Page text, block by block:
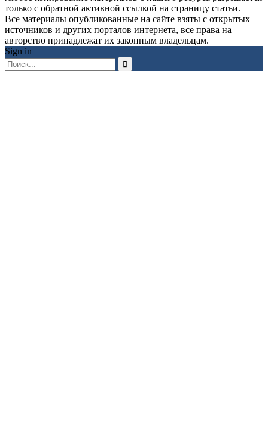
только с обратной активной ссылкой на страницу статьи.
Все материалы опубликованные на сайте взяты с открытых
источников и других порталов интернета, все права на
авторство принадлежат их законным владельцам.
Sign in